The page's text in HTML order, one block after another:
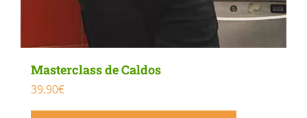
Masterclass de Caldos
39.90€